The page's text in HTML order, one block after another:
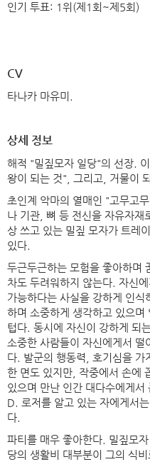
인기 투표: 1위(제1회~제5회)
CV
타나카 마유미.
상세 정보
해적 "밀짚모자 일당"의 선장.
왕이 되는 것", 그리고, 거물이
초인계 악마의 열매인 "고무고
나 기관, 뼈 등 전신을 자유자
상 쓰고 있는 밀짚 모자가 트레
있다.
두근두근하는 모험을 좋아하며
차도 두려워하지 않는다. 자신
가능하다는 사실을 강하게 인식
하며 소중하게 생각하고 있으
텁다. 동시에 자신이 강하게 되
소중한 사람들이 자신에게서 떨
다. 발군의 행동력, 호기심을 가
한 면도 있지만, 작중에서 손에
있으며 만난 인간 대다수에게
D. 로저를 알고 있는 자에게서
다.
파티를 매우 좋아한다. 밀짚모
당의 생활비 대부분이 그의 식